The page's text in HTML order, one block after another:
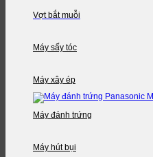
Vợt bắt muỗi
Máy sấy tóc
Máy xây ép
Máy đánh trứng
Máy hút bụi